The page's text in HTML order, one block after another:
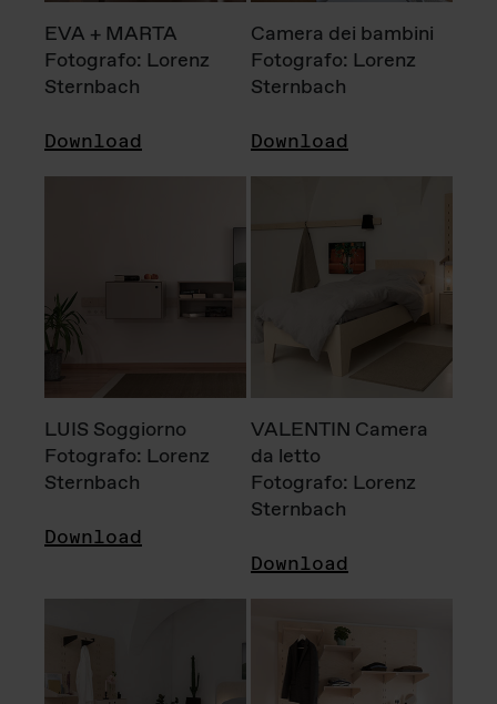
EVA + MARTA
Fotografo: Lorenz
Sternbach
Download
Camera dei bambini
Fotografo: Lorenz
Sternbach
Download
LUIS Soggiorno
Fotografo: Lorenz
Sternbach
Download
VALENTIN Camera
da letto
Fotografo: Lorenz
Sternbach
Download